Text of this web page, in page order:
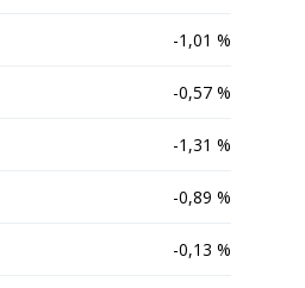
-1,01 %
-0,57 %
-1,31 %
-0,89 %
-0,13 %